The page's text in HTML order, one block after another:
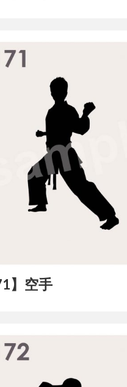
】空手